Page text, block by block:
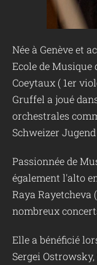
Née à Genève et
Ecole de Musique
Coeytaux ( 1er
Gruffel a joué
orchestrales
Schweizer
Passionnée de
également l'alto
Raya Rayetcheva
nombreux
Elle a bénéficié
Sergei